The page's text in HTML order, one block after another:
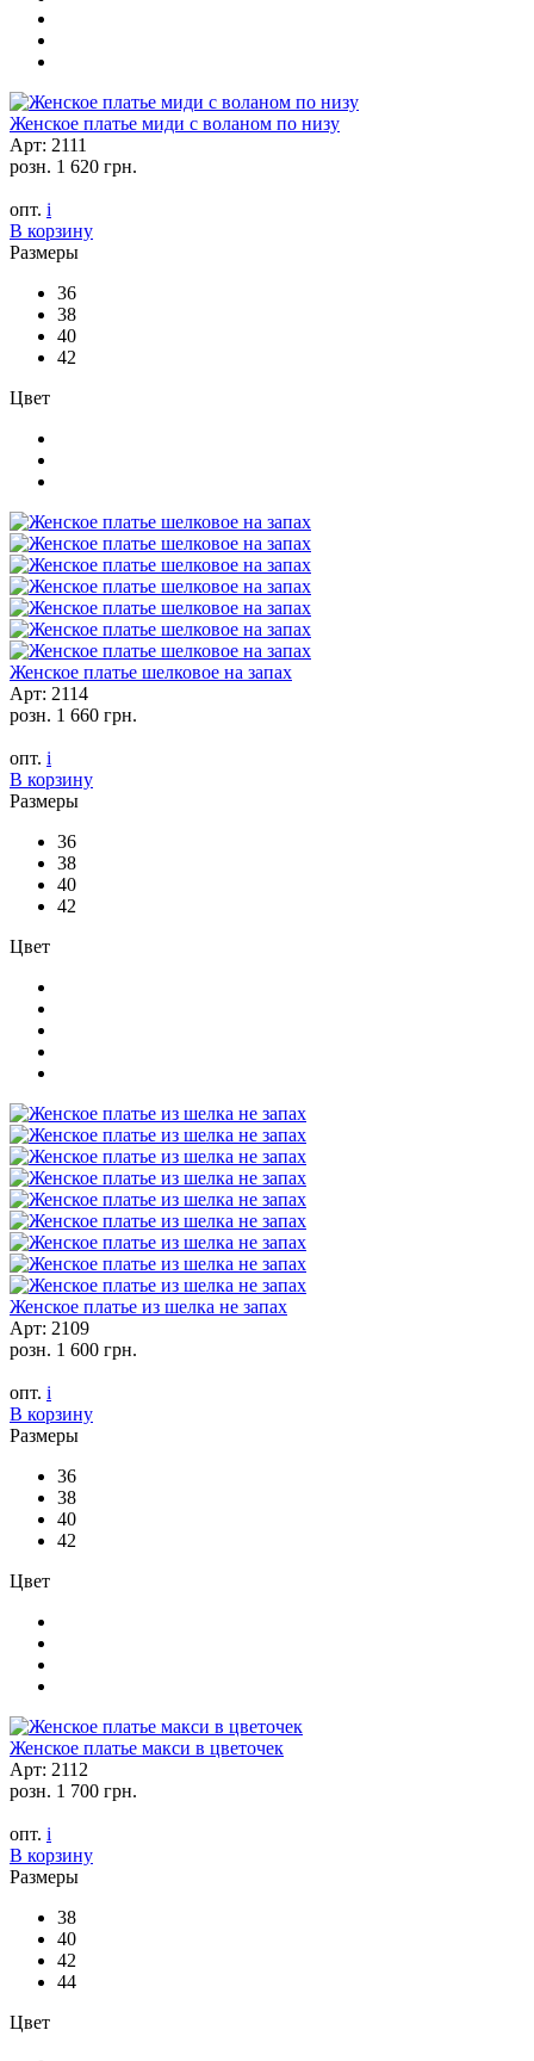
Женское платье миди с воланом по низу
Арт: 2111
розн. 1 620 грн.
опт. i
В корзину
Размеры
36
38
40
42
Цвет
Женское платье шелковое на запах
Арт: 2114
розн. 1 660 грн.
опт. i
В корзину
Размеры
36
38
40
42
Цвет
Женское платье из шелка не запах
Арт: 2109
розн. 1 600 грн.
опт. i
В корзину
Размеры
36
38
40
42
Цвет
Женское платье макси в цветочек
Арт: 2112
розн. 1 700 грн.
опт. i
В корзину
Размеры
38
40
42
44
Цвет